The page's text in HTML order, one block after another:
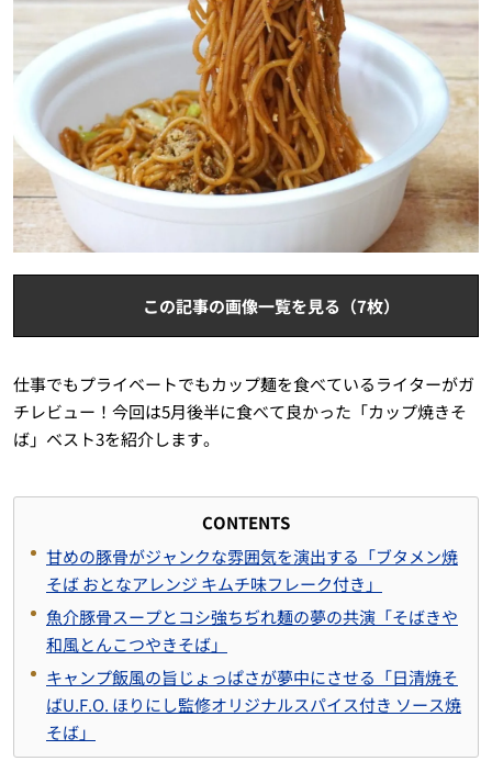
この記事の画像一覧を見る（7枚）
仕事でもプライベートでもカップ麺を食べているライターがガ
チレビュー！今回は5月後半に食べて良かった「カップ焼きそ
ば」ベスト3を紹介します。
CONTENTS
甘めの豚骨がジャンクな雰囲気を演出する「ブタメン焼
そば おとなアレンジ キムチ味フレーク付き」
魚介豚骨スープとコシ強ちぢれ麺の夢の共演「そばきや
和風とんこつやきそば」
キャンプ飯風の旨じょっぱさが夢中にさせる「日清焼そ
ばU.F.O. ほりにし監修オリジナルスパイス付き ソース焼
そば」